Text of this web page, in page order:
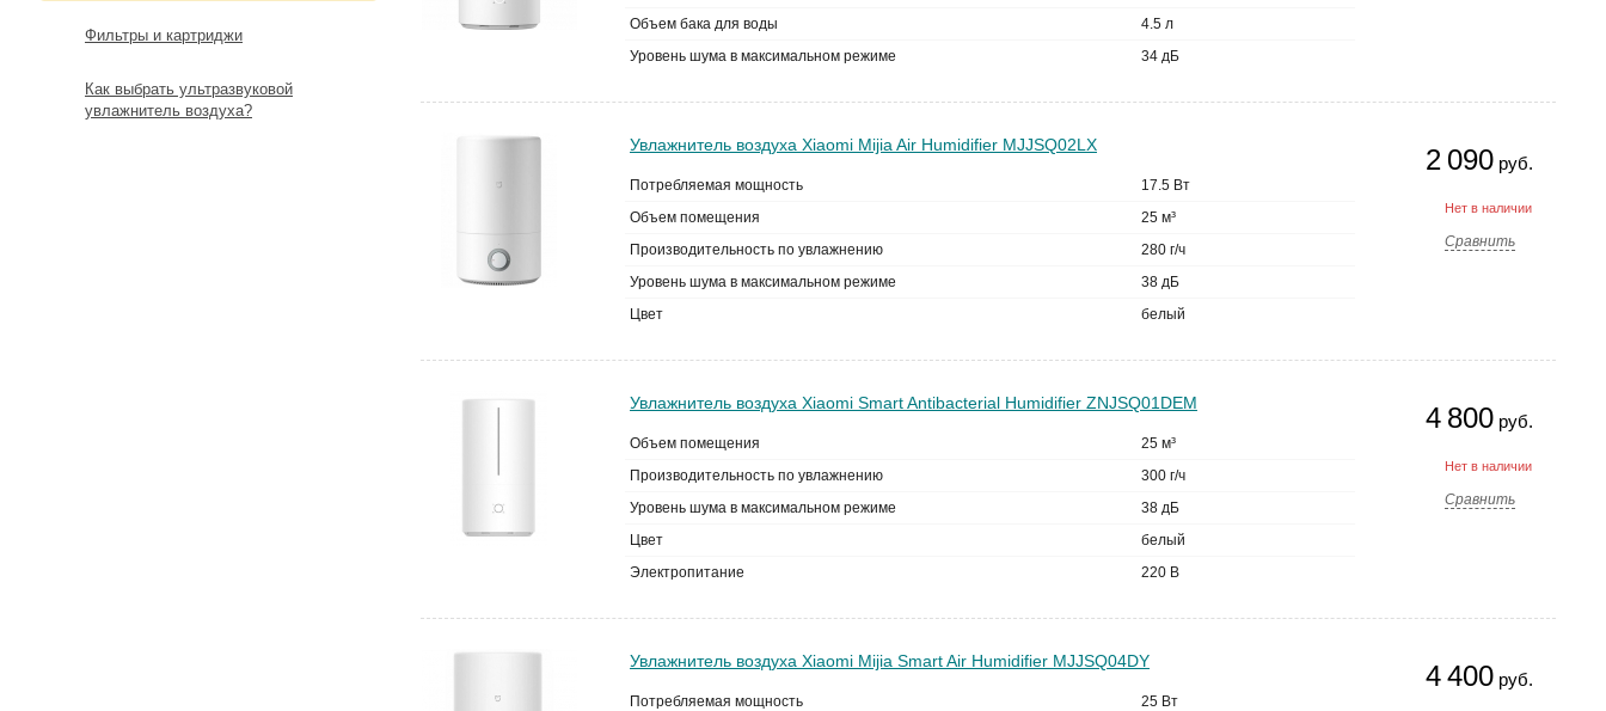
Фильтры и картриджи
Как выбрать ультразвуковой
увлажнитель воздуха?
Объем бака для воды
4.5 л
Уровень шума в максимальном режиме
34 дБ
2 090 руб.
Нет в наличии
Сравнить
Увлажнитель воздуха Xiaomi Mijia Air Humidifier MJJSQ02LX
Потребляемая мощность
17.5 Вт
Объем помещения
25 м³
Производительность по увлажнению
280 г/ч
Уровень шума в максимальном режиме
38 дБ
Цвет
белый
4 800 руб.
Нет в наличии
Сравнить
Увлажнитель воздуха Xiaomi Smart Antibacterial Humidifier ZNJSQ01DEM
Объем помещения
25 м³
Производительность по увлажнению
300 г/ч
Уровень шума в максимальном режиме
38 дБ
Цвет
белый
Электропитание
220 В
4 400 руб.
Увлажнитель воздуха Xiaomi Mijia Smart Air Humidifier MJJSQ04DY
Потребляемая мощность
25 Вт